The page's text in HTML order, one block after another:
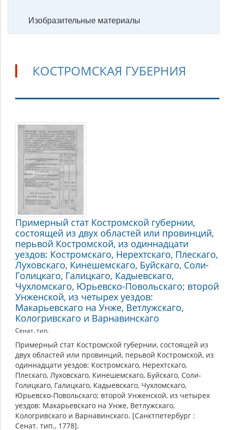
Изобразительные материалы
КОСТРОМСКАЯ ГУБЕРНИЯ
Костромская
губерния
Примерный стат Костромской губернии,
состоящей из двух областей или провинций,
перьвой Костромской, из одиннадцати
уездов: Костромскаго, Нерехтскаго, Плескаго,
Луховскаго, Кинешемскаго, Буйскаго, Соли-
Голицкаго, Галицкаго, Кадыевскаго,
Чухломскаго, Юрьевско-Повольскаго; второй
Унженской, из четырех уездов:
Макарьевскаго на Унже, Ветлужскаго,
Кологривскаго и Варнавинскаго
Сенат. тип.
Примерный стат Костромской губернии, состоящей из
двух областей или провинций, перьвой Костромской, из
одиннадцати уездов: Костромскаго, Нерехтскаго,
Плескаго, Луховскаго, Кинешемскаго, Буйскаго, Соли-
Голицкаго, Галицкаго, Кадыевскаго, Чухломскаго,
Юрьевско-Повольскаго; второй Унженской, из четырех
уездов: Макарьевскаго на Унже, Ветлужскаго,
Кологривскаго и Варнавинскаго. [Санктпетербург :
Сенат. тип., 1778].